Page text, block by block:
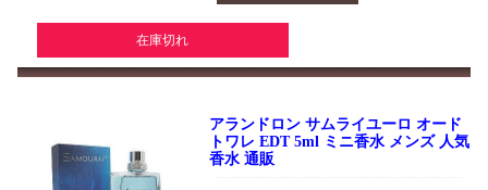
在庫切れ
アランドロン サムライユーロ オード
トワレ EDT 5ml ミニ香水 メンズ 人気
香水 通販